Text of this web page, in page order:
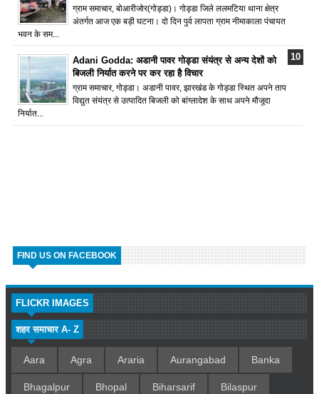
ग्राम समाचार, बोआरीजोर(गोड्डा)। गोड्डा जिले ललमटिया थाना क्षेत्र
अंतर्गत आज एक बड़ी घटना। दो दिन पुर्व लापता ग्राम नीमाकाला पंचायत
भवन के सम...
Adani Godda: अडानी पावर गोड्डा संयंत्र से अन्य देशों को
बिजली निर्यात करने पर कर रहा है विचार
ग्राम समाचार, गोड्डा। अडानी पावर, झारखंड के गोड्डा स्थित अपने ताप
विद्युत संयंत्र से उत्पादित बिजली को बांग्लादेश के साथ अपने मौजूदा
निर्यात...
FIND US ON FACEBOOK
FLICKR IMAGES
शहर समाचार A- Z
Aara Agra Araria Aurangabad Banka
Bhagalpur Bhopal Biharsarif Bilaspur